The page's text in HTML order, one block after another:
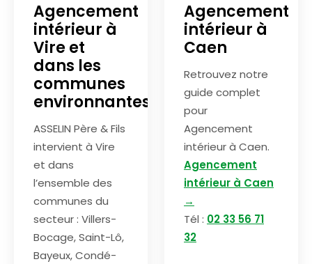
Agencement
intérieur à
Vire et
dans les
communes
environnantes
ASSELIN Père & Fils
intervient à Vire
et dans
l’ensemble des
communes du
secteur : Villers-
Bocage, Saint-Lô,
Bayeux, Condé-
Agencement
intérieur à
Caen
Retrouvez notre
guide complet
pour
Agencement
intérieur à Caen.
Agencement
intérieur à Caen
→
Tél : 02 33 56 71
32